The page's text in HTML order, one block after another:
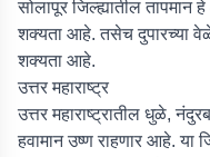
सोलापूर जिल्ह्यातील तापमान
शक्यता आहे. तसेच दुपारच्या
शक्यता आहे.
उत्तर महाराष्ट्र
उत्तर महाराष्ट्रातील धुळे,
हवामान उष्ण राहणार आहे. या